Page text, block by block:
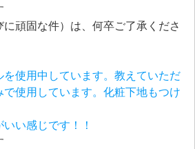
頑固な件）は、何卒ご了承くださ
使用中しています。教えていただ
使用しています。化粧下地もつけ
い感じです！！